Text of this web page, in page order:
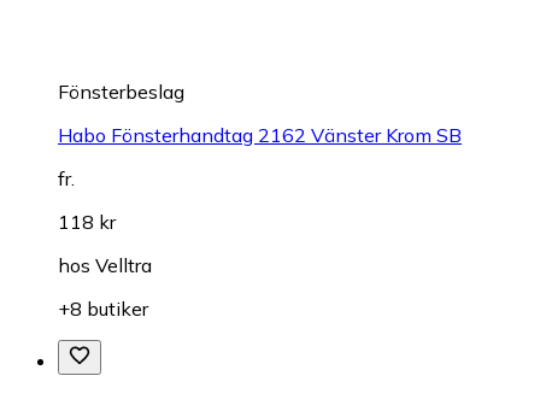
Fönsterbeslag
Habo Fönsterhandtag 2162 Vänster Krom SB
fr.
118 kr
hos Velltra
+8 butiker